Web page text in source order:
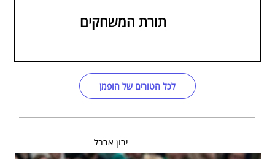
תורת המשחקים
לכל הטורים של הופמן
ירון ארבל